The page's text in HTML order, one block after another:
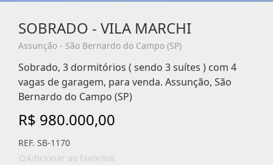
SOBRADO - VILA MARCHI
Assunção - São Bernardo do Campo (SP)
Sobrado, 3 dormitórios ( sendo 3 suítes ) com 4
vagas de garagem, para venda. Assunção, São
Bernardo do Campo (SP)
R$ 980.000,00
REF. SB-1170
Adicionar ao favoritos